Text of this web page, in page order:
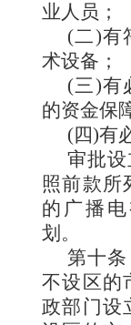
业人员；
(二)有
术设备；
(三)有
的资金保
(四)有
审批
照前款所
的广播
划。
第十条
不设区的
政部门设